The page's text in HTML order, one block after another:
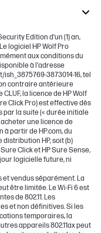
Edition d’un (1) an,
logiciel HP Wolf Pro
aux conditions du
à l’adresse
3873014-16, tel
contraire antérieure
la licence de HP Wolf
Click Pro) est effective dès
par la suite (« durée initiale
acheter une licence de
partir de HP.com, du
HP, soit (b)
Click et HP Sure Sense,
logicielle future, ni
et vendus séparément. La
être limitée. Le Wi-Fi 6 est
de 802.11. Les
et non définitives. Si les
temporaires, la
appareils 802.11ax peut